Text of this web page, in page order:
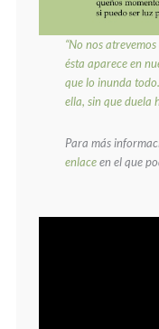
“No nos
ésta apareceen
que lo inunda todo.
ella, sin que duela
Para más
enlaceen el que